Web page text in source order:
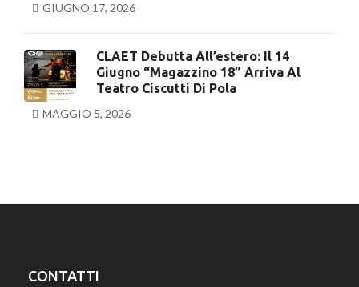
GIUGNO 17, 2026
CLAET Debutta All’estero: Il 14
Giugno “Magazzino 18” Arriva Al
Teatro Ciscutti Di Pola
MAGGIO 5, 2026
CONTATTI